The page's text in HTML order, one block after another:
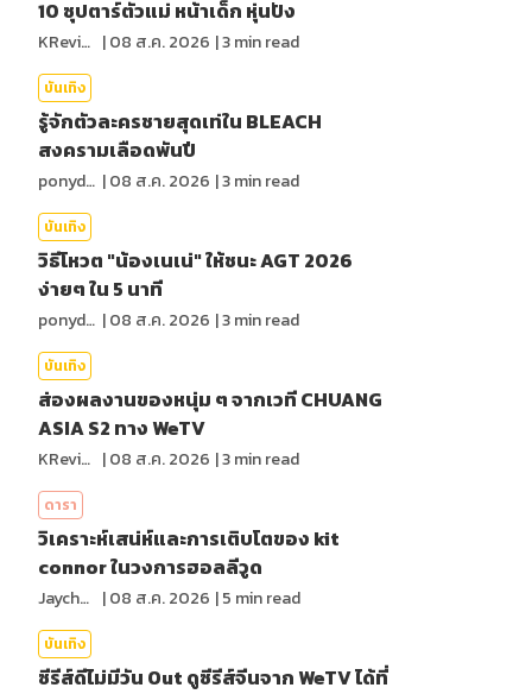
10 ซุปตาร์ตัวแม่ หน้าเด็ก หุ่นปัง
KReview |08 ส.ค. 2026 |3min read
บันเทิง
รู้จักตัวละครชายสุดเท่ใน BLEACH
สงครามเลือดพันปี
ponydiary |08 ส.ค. 2026 |3min read
บันเทิง
วิธีโหวต "น้องเนเน่" ให้ชนะ AGT 2026
ง่ายๆ ใน 5 นาที
ponydiary |08 ส.ค. 2026 |3min read
บันเทิง
ส่องผลงานของหนุ่ม ๆ จากเวที CHUANG
ASIA S2 ทาง WeTV
KReview |08 ส.ค. 2026 |3min read
ดารา
วิเคราะห์เสน่ห์และการเติบโตของ kit
connor ในวงการฮอลลีวูด
Jaychou |08 ส.ค. 2026 |5 min read
บันเทิง
ซีรีส์ดีไม่มีวัน Out ดูซีรีส์จีนจาก WeTV ได้ที่